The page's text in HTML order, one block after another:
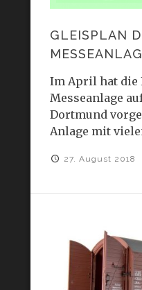
GLEISPLAN
Im April hat die
Messeanlage
Dortmund
Anlage mit
27. August 2018